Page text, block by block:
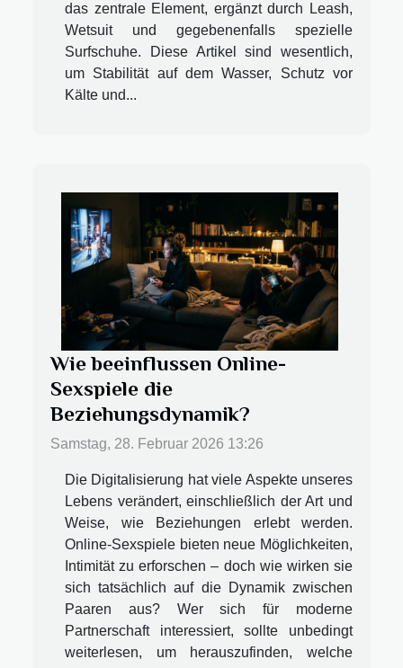
das zentrale Element, ergänzt durch Leash,
Wetsuit und gegebenenfalls spezielle
Surfschuhe. Diese Artikel sind wesentlich,
um Stabilität auf dem Wasser, Schutz vor
Kälte und...
Wie beeinflussen Online-
Sexspiele die
Beziehungsdynamik?
Samstag, 28. Februar 2026 13:26
Die Digitalisierung hat viele Aspekte unseres
Lebens verändert, einschließlich der Art und
Weise, wie Beziehungen erlebt werden.
Online-Sexspiele bieten neue Möglichkeiten,
Intimität zu erforschen – doch wie wirken sie
sich tatsächlich auf die Dynamik zwischen
Paaren aus? Wer sich für moderne
Partnerschaft interessiert, sollte unbedingt
weiterlesen, um herauszufinden, welche